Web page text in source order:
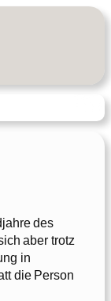
des
aber trotz
in
die Person